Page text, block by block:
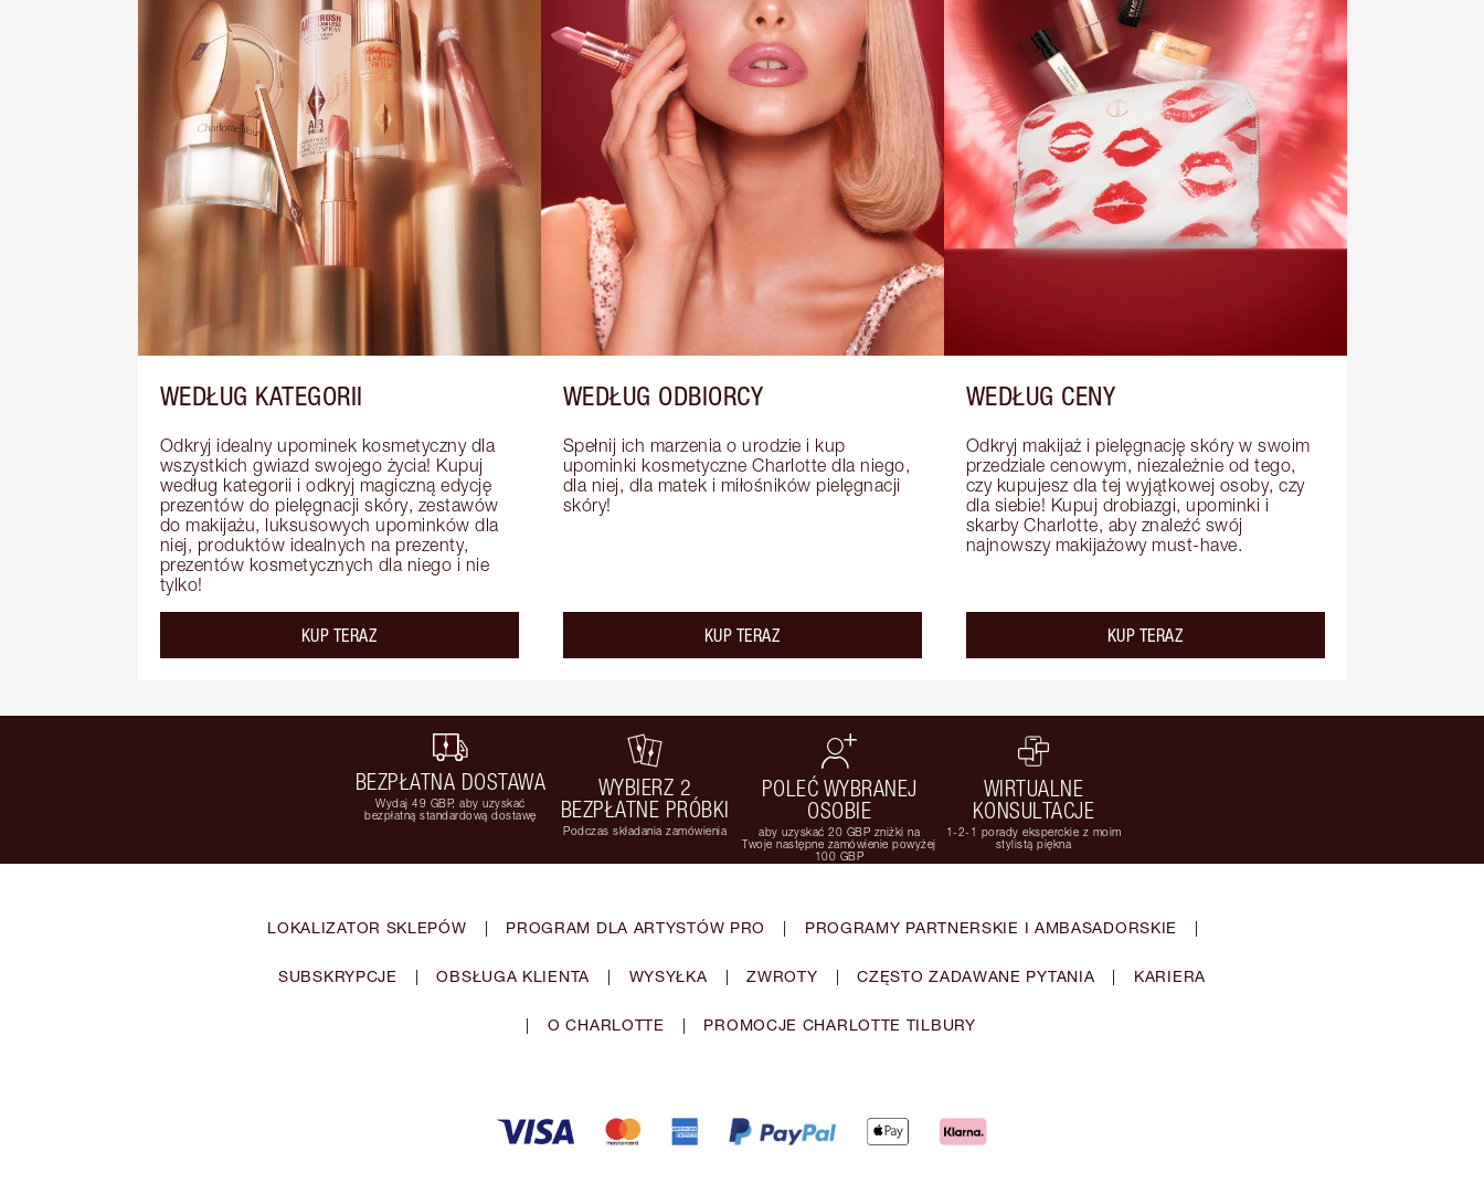
WEDŁUG KATEGORII
Odkryj idealny upominek kosmetyczny dla
wszystkich gwiazd swojego życia! Kupuj
według kategorii i odkryj magiczną edycję
prezentów do pielęgnacji skóry, zestawów
do makijażu, luksusowych upominków dla
niej, produktów idealnych na prezenty,
prezentów kosmetycznych dla niego i nie
tylko!
KUP TERAZ
WEDŁUG ODBIORCY
Spełnij ich marzenia o urodzie i kup
upominki kosmetyczne Charlotte dla niego,
dla niej, dla matek i miłośników pielęgnacji
skóry!
KUP TERAZ
WEDŁUG CENY
Odkryj makijaż i pielęgnację skóry w swoim
przedziale cenowym, niezależnie od tego,
czy kupujesz dla tej wyjątkowej osoby, czy
dla siebie! Kupuj drobiazgi, upominki i
skarby Charlotte, aby znaleźć swój
najnowszy makijażowy must-have.
KUP TERAZ
BEZPŁATNA DOSTAWA
Wydaj 49 GBP, aby uzyskać
bezpłatną standardową dostawę
WYBIERZ 2
BEZPŁATNE PRÓBKI
Podczas składania zamówienia
POLEĆ WYBRANEJ
OSOBIE
aby uzyskać 20 GBP zniżki na
Twoje następne zamówienie powyżej
100 GBP
WIRTUALNE
KONSULTACJE
1-2-1 porady eksperckie z moim
stylistą piękna
LOKALIZATOR SKLEPÓW | PROGRAM DLA ARTYSTÓW PRO | PROGRAMY PARTNERSKIE I AMBASADORSKIE |
SUBSKRYPCJE | OBSŁUGA KLIENTA | WYSYŁKA | ZWROTY | CZĘSTO ZADAWANE PYTANIA | KARIERA
| O CHARLOTTE | PROMOCJE CHARLOTTE TILBURY